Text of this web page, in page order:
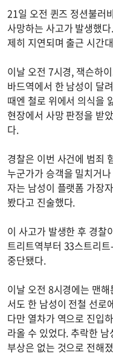
21일 오전 퀸즈 정션불러
사망하는 사고가 발생했
제히 지연되며 출근 시간
이날 오전 7시경, 잭슨하
바드역에서 한 남성이 달
때엔 철로 위에서 의식을
현장에서 사망 판정을 받
다.
경찰은 이번 사건에 범죄
누군가가 승객을 밀치거
자는 남성이 플랫폼 가장
봤다고 진술했다.
이 사고가 발생한 후 경찰
트리트역부터 33스트리
중단됐다.
이날 오전 8시경에는 맨
서도 한 남성이 전철 선로
다만 열차가 역으로 진입
라올 수 있었다. 추락한
부상은 없는 것으로 전해